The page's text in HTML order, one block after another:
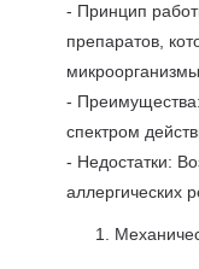
- Принцип
препаратов,
микроорганизмы.
-
спектром
- Недостатки:
аллергических